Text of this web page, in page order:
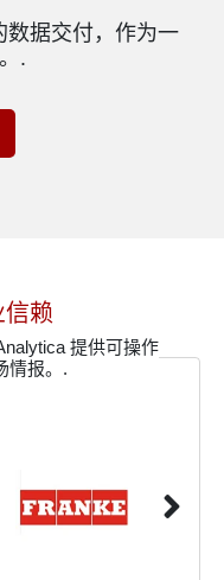
数据交付，作为一
.
信赖
提供可操作
情报。.